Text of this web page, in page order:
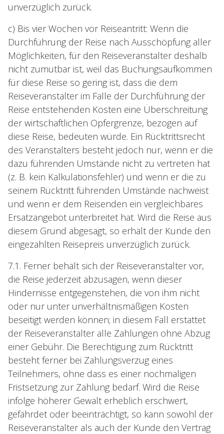
unverzüglich zurück.
c) Bis vier Wochen vor Reiseantritt: Wenn die
Durchführung der Reise nach Ausschöpfung aller
Möglichkeiten, für den Reiseveranstalter deshalb
nicht zumutbar ist, weil das Buchungsaufkommen
für diese Reise so gering ist, dass die dem
Reiseveranstalter im Falle der Durchführung der
Reise entstehenden Kosten eine Überschreitung
der wirtschaftlichen Opfergrenze, bezogen auf
diese Reise, bedeuten würde. Ein Rücktrittsrecht
des Veranstalters besteht jedoch nur, wenn er die
dazu führenden Umstände nicht zu vertreten hat
(z. B. kein Kalkulationsfehler) und wenn er die zu
seinem Rücktritt führenden Umstände nachweist
und wenn er dem Reisenden ein vergleichbares
Ersatzangebot unterbreitet hat. Wird die Reise aus
diesem Grund abgesagt, so erhält der Kunde den
eingezahlten Reisepreis unverzüglich zurück.
7.1. Ferner behält sich der Reiseveranstalter vor,
die Reise jederzeit abzusagen, wenn dieser
Hindernisse entgegenstehen, die von ihm nicht
oder nur unter unverhältnismäßigen Kosten
beseitigt werden können; in diesem Fall erstattet
der Reiseveranstalter alle Zahlungen ohne Abzug
einer Gebühr. Die Berechtigung zum Rücktritt
besteht ferner bei Zahlungsverzug eines
Teilnehmers, ohne dass es einer nochmaligen
Fristsetzung zur Zahlung bedarf. Wird die Reise
infolge höherer Gewalt erheblich erschwert,
gefährdet oder beeinträchtigt, so kann sowohl der
Reiseveranstalter als auch der Kunde den Vertrag